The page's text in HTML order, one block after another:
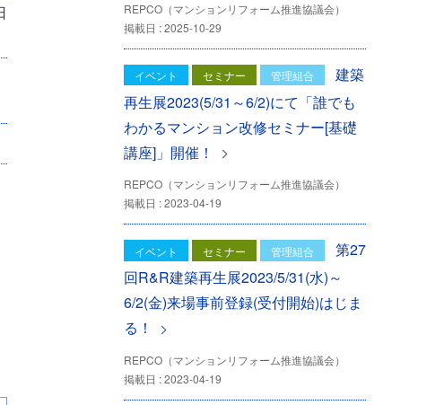
REPCO（マンションリフォーム推進協議会）
掲載日 : 2025-10-29
イベント セミナー 管理組合
建築
再生展2023(5/31～6/2)にて「誰でも
わかるマンション改修セミナー[基礎
講座]」開催！
REPCO（マンションリフォーム推進協議会）
掲載日 : 2023-04-19
イベント セミナー 管理組合
第27
回R&R建築再生展2023/5/31(水)～
6/2(金)来場事前登録(受付開始)はじま
る！
REPCO（マンションリフォーム推進協議会）
掲載日 : 2023-04-19